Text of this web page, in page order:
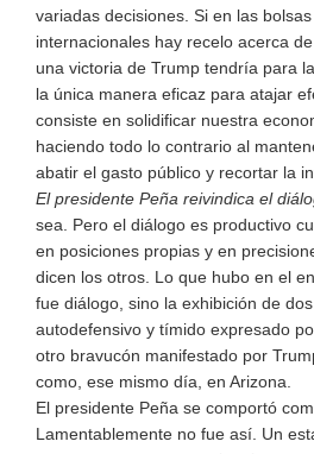
variadas decisiones. Si en las
internacionales hay recelo acerca
una victoria de Trump tendría para
la única manera eficaz para atajar
consiste en solidificar nuestra
haciendo todo lo contrario al
abatir el gasto público y recortar la
El presidente Peña reivindica el
sea. Pero el diálogo es productivo
en posiciones propias y en
dicen los otros. Lo que hubo en el
fue diálogo, sino la exhibición de
autodefensivo y tímido expresado
otro bravucón manifestado por
como, ese mismo día, en Arizona.
El presidente Peña se comportó
Lamentablemente no fue así. Un